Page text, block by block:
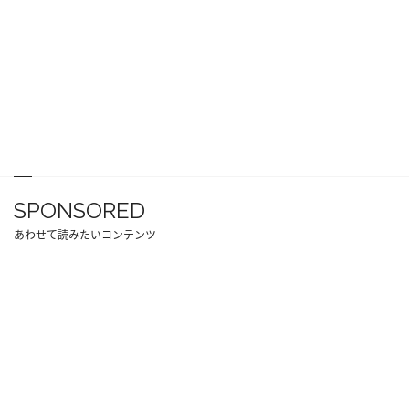
SPONSORED
あわせて読みたいコンテンツ